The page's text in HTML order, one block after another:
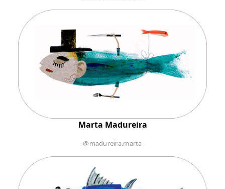
Marta Madureira
@madureira.marta